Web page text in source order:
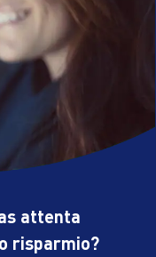
attenta
risparmio?